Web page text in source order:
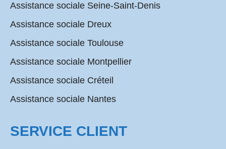
Assistance sociale Seine-Saint-Denis
Assistance sociale Dreux
Assistance sociale Toulouse
Assistance sociale Montpellier
Assistance sociale Créteil
Assistance sociale Nantes
SERVICE CLIENT